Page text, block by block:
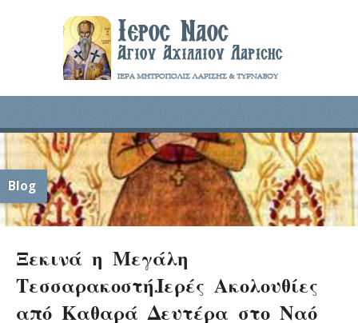
Blog
Ξεκινά η Μεγάλη
Τεσσαρακοστή.Ιερές Ακολουθίες
από Καθαρά Δευτέρα στο Ναό